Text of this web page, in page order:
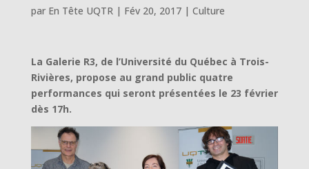
par En Tête UQTR| Fév 20, 2017| Culture
La Galerie R3, de l’Université du Québec à Trois-
Rivières, propose au grand public quatre
performances qui seront présentées le 23 février
dès 17h.